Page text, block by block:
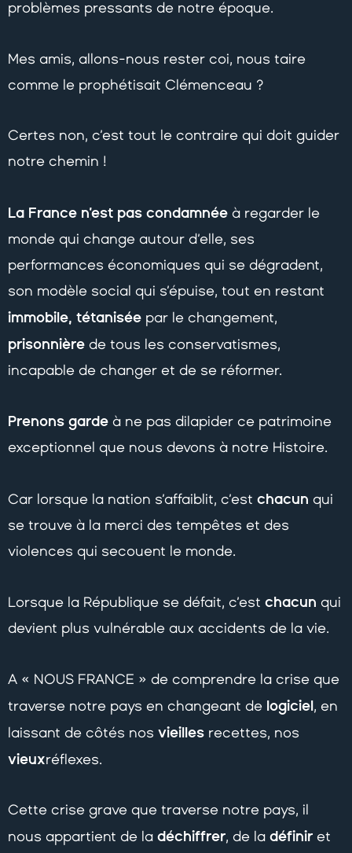
problèmes pressants de notre époque.
Mes amis, allons-nous rester coi, nous taire
comme le prophétisait Clémenceau ?
Certes non, c’est tout le contraire qui doit guider
notre chemin !
La France n’est pas condamnée à regarder le
monde qui change autour d’elle, ses
performances économiques qui se dégradent,
son modèle social qui s’épuise, tout en restant
immobile, tétanisée par le changement,
prisonnière de tous les conservatismes,
incapable de changer et de se réformer.
Prenons garde à ne pas dilapider ce patrimoine
exceptionnel que nous devons à notre Histoire.
Car lorsque la nation s’affaiblit, c’est chacun qui
se trouve à la merci des tempêtes et des
violences qui secouent le monde.
Lorsque la République se défait, c’est chacun qui
devient plus vulnérable aux accidents de la vie.
A « NOUS FRANCE » de comprendre la crise que
traverse notre pays en changeant de logiciel, en
laissant de côtés nos vieilles recettes, nos
vieuxréflexes.
Cette crise grave que traverse notre pays, il
nous appartient de la déchiffrer, de la définir et